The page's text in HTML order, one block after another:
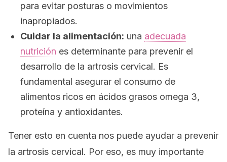
para evitar posturas o movimientos
inapropiados.
Cuidar la alimentación: una adecuada
nutrición es determinante para prevenir el
desarrollo de la artrosis cervical. Es
fundamental asegurar el consumo de
alimentos ricos en ácidos grasos omega 3,
proteína y antioxidantes.
Tener esto en cuenta nos puede ayudar a prevenir
la artrosis cervical. Por eso, es muy importante